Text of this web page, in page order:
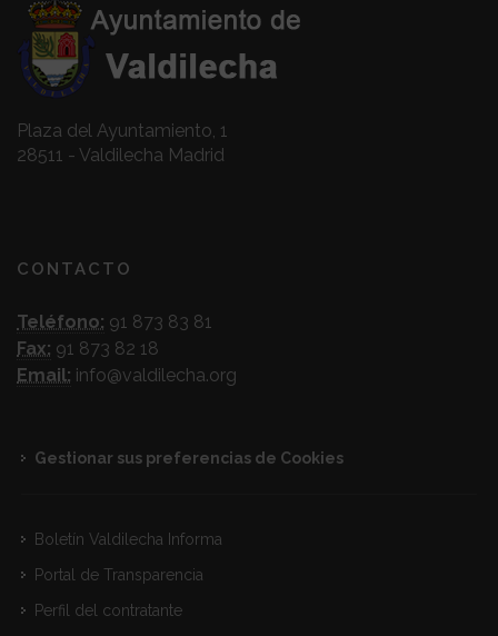
Plaza del Ayuntamiento, 1
28511 - Valdilecha Madrid
CONTACTO
Teléfono: 91 873 83 81
Fax: 91 873 82 18
Email: info@valdilecha.org
Gestionar sus preferencias de Cookies
Boletín Valdilecha Informa
Portal de Transparencia
Perfil del contratante